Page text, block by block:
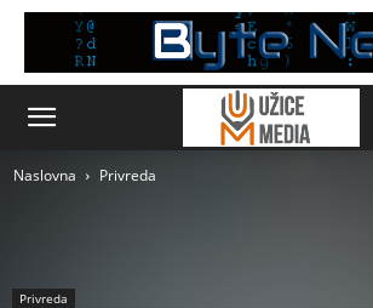
Naslovna Privreda
Privreda